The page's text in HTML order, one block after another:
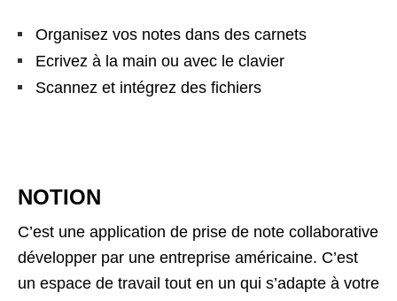
Organisez vos notes dans des carnets
Ecrivez à la main ou avec le clavier
Scannez et intégrez des fichiers
NOTION
C’est une application de prise de note collaborative
développer par une entreprise américaine. C’est
un espace de travail tout en un qui s’adapte à votre